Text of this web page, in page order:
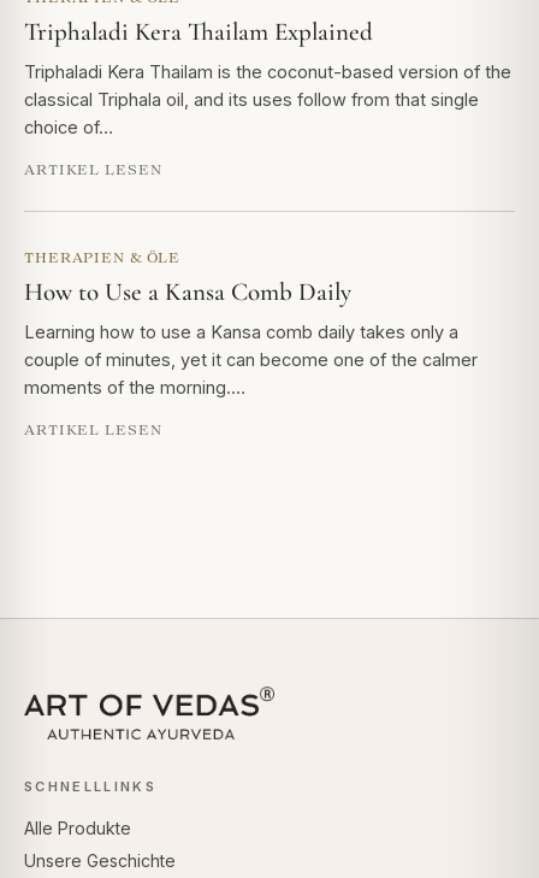
Triphaladi Kera Thailam Explained
Triphaladi Kera Thailam is the coconut-based version of the
classical Triphala oil, and its uses follow from that single
choice of…
ARTIKEL LESEN
THERAPIEN & ÖLE
How to Use a Kansa Comb Daily
Learning how to use a Kansa comb daily takes only a
couple of minutes, yet it can become one of the calmer
moments of the morning.…
ARTIKEL LESEN
SCHNELLLINKS
Alle Produkte
Unsere Geschichte